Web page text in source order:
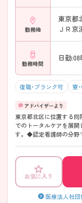
勤務地
東京都
ＪＲ京
勤務時間
日勤:08
復職・ブランク可 寮
東京都北区に位置する同
でのトータルケアを展開
す。 ◆認定看護師の分野
あり、また老人保健施設
様々な経験を積むことが
換術においては年間200
ポイントなど、さらに
さい。
お気に入り
医療法人社